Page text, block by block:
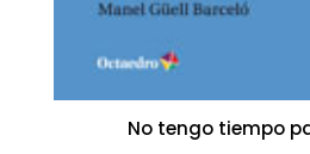
No tengo tiempo